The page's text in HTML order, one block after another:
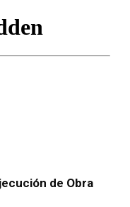
de Obra